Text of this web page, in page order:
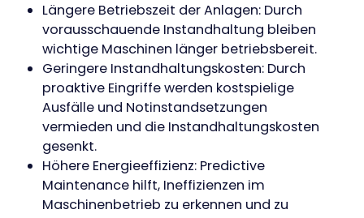
Längere Betriebszeit der Anlagen: Durch
vorausschauende Instandhaltung bleiben
wichtige Maschinen länger betriebsbereit.
Geringere Instandhaltungskosten: Durch
proaktive Eingriffe werden kostspielige
Ausfälle und Notinstandsetzungen
vermieden und die Instandhaltungskosten
gesenkt.
Höhere Energieeffizienz: Predictive
Maintenance hilft, Ineffizienzen im
Maschinenbetrieb zu erkennen und zu